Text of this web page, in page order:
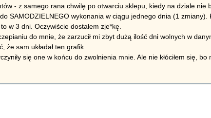
- z samego rana chwilę po otwarciu sklepu, kiedy na dziale nie
SAMODZIELNEGO wykonania w ciągu jednego dnia (1
w 3 dni. Oczywiście dostałem zje*kę.
do mnie, że zarzucił mi zbyt dużą ilość dni wolnych w
że sam układał ten grafik.
się one w końcu do zwolnienia mnie. Ale nie kłóciłem się,